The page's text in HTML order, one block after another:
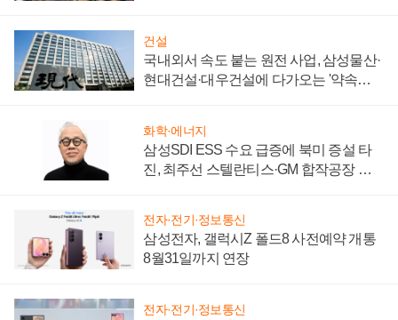
건설
국내외서 속도 붙는 원전 사업, 삼성물산·
현대건설·대우건설에 다가오는 '약속의
화학·에너지
삼성SDI ESS 수요 급증에 북미 증설 타
진, 최주선 스텔란티스·GM 합작공장 건
전자·전기·정보통신
삼성전자, 갤럭시Z 폴드8 사전예약 개통
8월31일까지 연장
전자·전기·정보통신